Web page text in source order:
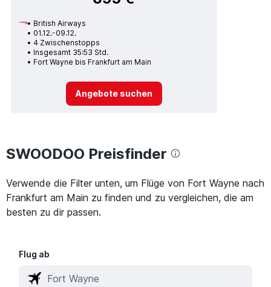
British Airways
01.12.-09.12.
4 Zwischenstopps
Insgesamt 35:53 Std.
Fort Wayne bis Frankfurt am Main
Angebote suchen
SWOODOO Preisfinder
Verwende die Filter unten, um Flüge von Fort Wayne nach
Frankfurt am Main zu finden und zu vergleichen, die am
besten zu dir passen.
Flug ab